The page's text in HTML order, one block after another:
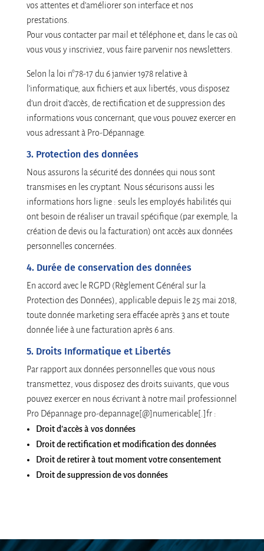
vos attentes et d’améliorer son interface et nos
prestations.
Pour vous contacter par mail et téléphone et, dans le cas où
vous vous y inscriviez, vous faire parvenir nos newsletters.
Selon la loi n°78-17 du 6 janvier 1978 relative à
l’informatique, aux fichiers et aux libertés, vous disposez
d’un droit d’accès, de rectification et de suppression des
informations vous concernant, que vous pouvez exercer en
vous adressant à Pro-Dépannage.
3. Protection des données
Nous assurons la sécurité des données qui nous sont
transmises en les cryptant. Nous sécurisons aussi les
informations hors ligne : seuls les employés habilités qui
ont besoin de réaliser un travail spécifique (par exemple, la
création de devis ou la facturation) ont accès aux données
personnelles concernées.
4. Durée de conservation des données
En accord avec le RGPD (Règlement Général sur la
Protection des Données), applicable depuis le 25 mai 2018,
toute donnée marketing sera effacée après 3 ans et toute
donnée liée à une facturation après 6 ans.
5. Droits Informatique et Libertés
Par rapport aux données personnelles que vous nous
transmettez, vous disposez des droits suivants, que vous
pouvez exercer en nous écrivant à notre mail professionnel
Pro Dépannage pro-depannage[@]numericable[.]fr :
Droit d’accès à vos données
Droit de rectification et modification des données
Droit de retirer à tout moment votre consentement
Droit de suppression de vos données